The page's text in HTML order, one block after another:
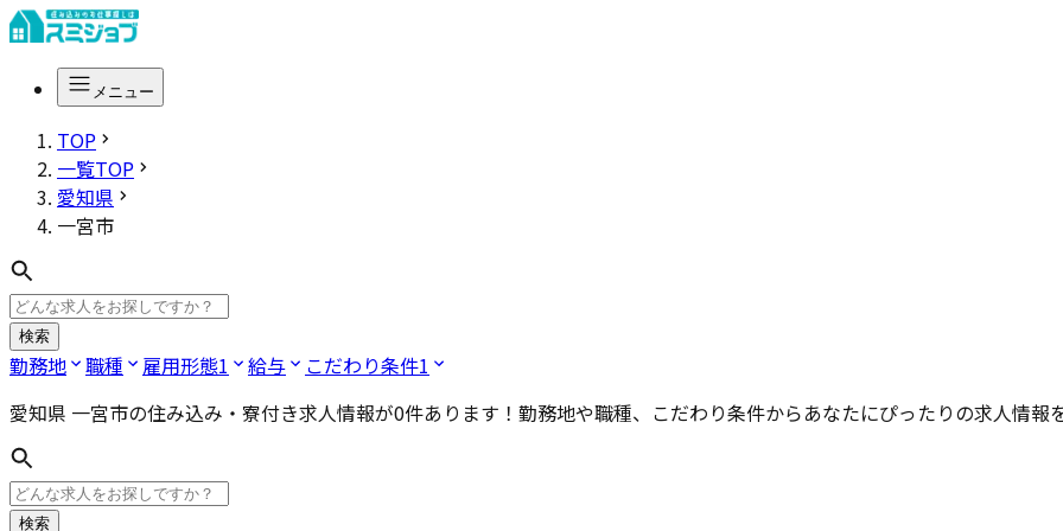
メニュー
TOP
一覧TOP
愛知県
一宮市
検索
勤務地 職種 雇用形態1 給与 こだわり条件1
愛知県 一宮市の住み込み・寮付き求人情報が0件あります！勤務地や職種、こだわり条件からあなたにぴったりの求人情報
検索